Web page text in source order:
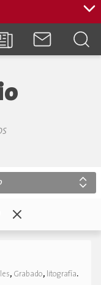
, Grabado, litografía.